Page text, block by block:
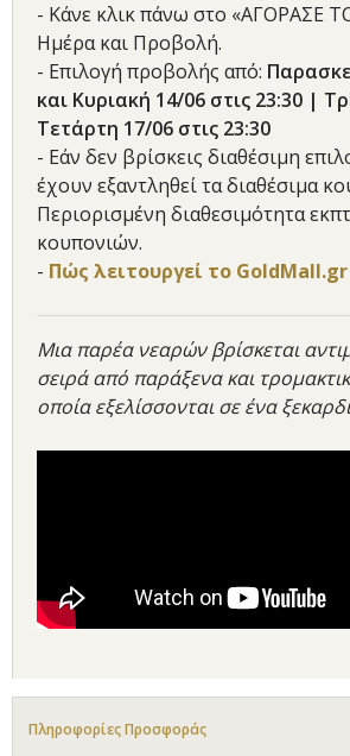
- Κάνε κλικ πάνω στο «ΑΓΟΡΑΣΕ
Ημέρα και Προβολή.
- Επιλογή προβολής από:
και Κυριακή 14/06 στις 23:30 |
Τετάρτη 17/06 στις 23:30
- Εάν δεν βρίσκεις διαθέσιμη
έχουν εξαντληθεί τα διαθέσιμα
Περιορισμένη διαθεσιμότητα
κουπονιών.
- Πώς λειτουργεί το GoldMall.gr
Μια παρέα νεαρών βρίσκεται
σειρά από παράξενα και
οποία εξελίσσονται σε ένα
Πληροφορίες Προσφοράς